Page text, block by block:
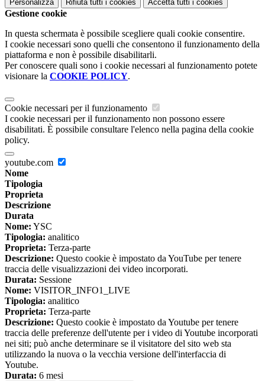
Personalizza Rifiuta tutti i cookies Accetta tutti i cookies
Gestione cookie
In questa schermata è possibile scegliere quali cookie consentire.
I cookie necessari sono quelli che consentono il funzionamento della
piattaforma e non è possibile disabilitarli.
Per conoscere quali sono i cookie necessari al funzionamento potete
visionare la COOKIE POLICY.
Cookie necessari per il funzionamento
I cookie necessari per il funzionamento non possono essere
disabilitati. È possibile consultare l'elenco nella pagina della cookie
policy.
youtube.com
Nome
Tipologia
Proprieta
Descrizione
Durata
Nome: YSC
Tipologia: analitico
Proprieta: Terza-parte
Descrizione: Questo cookie è impostato da YouTube per tenere
traccia delle visualizzazioni dei video incorporati.
Durata: Sessione
Nome: VISITOR_INFO1_LIVE
Tipologia: analitico
Proprieta: Terza-parte
Descrizione: Questo cookie è impostato da Youtube per tenere
traccia delle preferenze dell'utente per i video di Youtube incorporati
nei siti; può anche determinare se il visitatore del sito web sta
utilizzando la nuova o la vecchia versione dell'interfaccia di
Youtube.
Durata: 6 mesi